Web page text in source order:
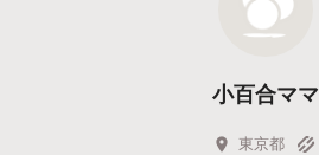
小百合ママ
東京都